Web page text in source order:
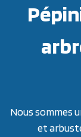
Nous sommes
et